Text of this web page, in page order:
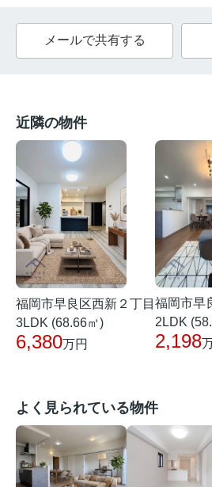
メールで共有する
近隣の物件
福岡市早良区西新２丁目
3LDK (68.66㎡)
6,380万円
福岡市早
2LDK
2,198
よく見られている物件